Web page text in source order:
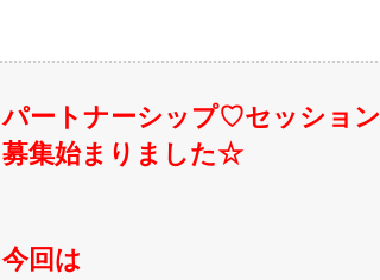
パートナーシップ♡セッション
募集始まりました☆
今回は